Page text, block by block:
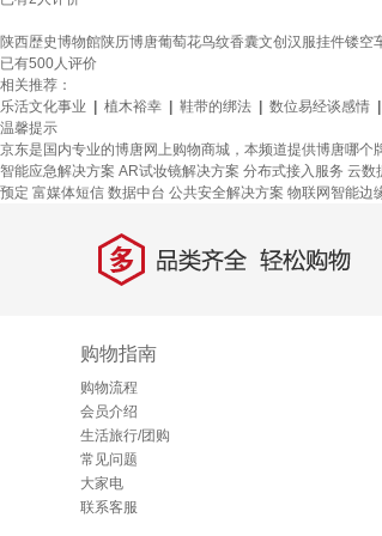
陕西歴史博物館陕历博唐葡萄花鸟纹香囊文创汉服挂件镂空
已有500人评价
相关推荐：
乐活文化事业
植木裕幸 鞋带的绑法 数位易经谈感情
温馨提示
京东是国内专业的博唐网上购物商城，本频道提供博唐哪
智能应急解决方案 AR试妆镜解决方案 分布式接入服务 云数
预定 富媒体短信 数据中台 公共安全解决方案 物联网智能边
多 品类齐全，轻松购物
购物指南
购物流程
会员介绍
生活旅行/团购
常见问题
大家电
联系客服